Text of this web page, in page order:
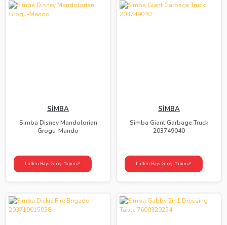
SİMBA
Simba Disney Mandolorian
Grogu-Mando
Lütfen Bayi Girişi Yapınız!
SİMBA
Simba Giant Garbage Truck
203749040
Lütfen Bayi Girişi Yapınız!